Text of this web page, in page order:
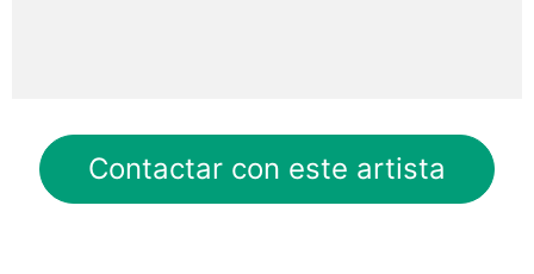
Contactar con este artista